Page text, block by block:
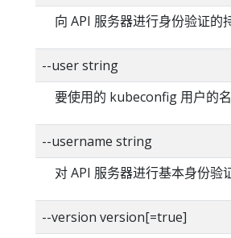
向 API 服务器进行身份验证的
--user string
要使用的 kubeconfig 用户的名
--username string
对 API 服务器进行基本身份验
--version version[=true]